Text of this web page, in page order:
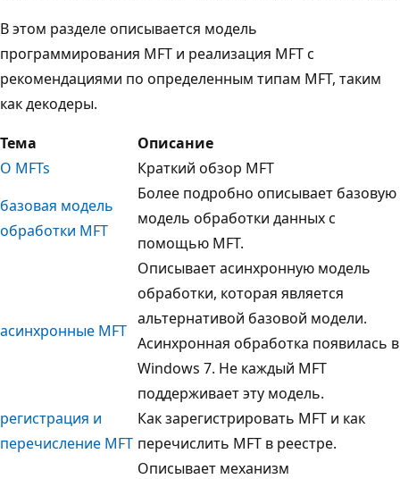
В этом разделе описывается модель
программирования MFT и реализация MFT с
рекомендациями по определенным типам MFT, таким
как декодеры.
Тема
Описание
О MFTs
Краткий обзор MFT
базовая модель
обработки MFT
Более подробно описывает базовую
модель обработки данных с
помощью MFT.
асинхронные MFT
Описывает асинхронную модель
обработки, которая является
альтернативой базовой модели.
Асинхронная обработка появилась в
Windows 7. Не каждый MFT
поддерживает эту модель.
регистрация и
перечисление MFT
Как зарегистрировать MFT и как
перечислить MFT в реестре.
Описывает механизм